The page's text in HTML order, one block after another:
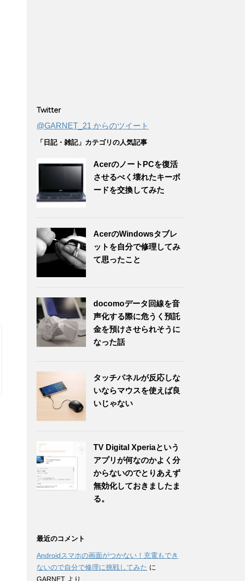
Twitter
@GARNET_21 からのツイート
「日記・雑記」カテゴリの人気記事
AcerのノートPCを復活
させるべく壊れたキーボ
ードを交換してみた
AcerのWindowsタブレ
ットを自分で修理してみ
て思ったこと
docomoデータ回線を音
声化する際に危うく預託
金を預けさせられそうに
なった話
タッチパネルが反応しな
いならマウスを使えば良
いじゃない
TV Digital Xperiaという
アプリが何なのかよく分
からないのでとりあえず
無効化しておきましたま
る。
最近のコメント
Androidスマホの画面がつかない！充電もでき
ないので自分で修理に挑戦してみた に
GARNET より